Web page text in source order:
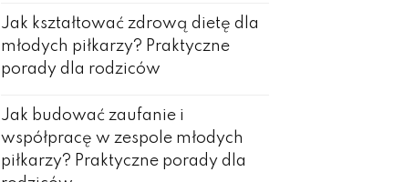
Jak kształtować zdrową dietę dla
młodych piłkarzy? Praktyczne
porady dla rodziców
Jak budować zaufanie i
współpracę w zespole młodych
piłkarzy? Praktyczne porady dla